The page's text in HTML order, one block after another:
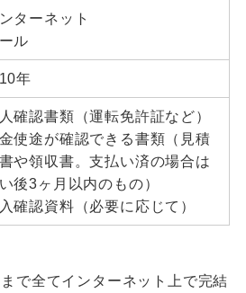
ターネット
ル
年
人確認書類（運転免許証など）
金使途が確認できる書類（見積
や領収書。支払い済の場合は
後3ヶ月以内のもの）
入確認資料（必要に応じて）
で全てインターネット上で完結